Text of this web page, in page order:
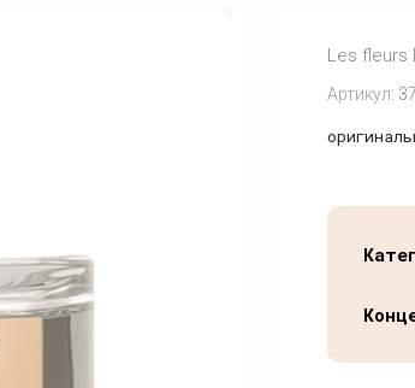
Артикул:
Les fleurs